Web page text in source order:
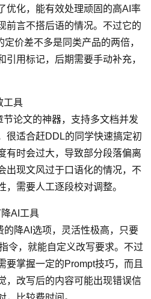
优化，能有效处理顽固的高AI率
前言不搭后语的情况。不过它的
价差不多是同类产品的两倍，
引用标记，后期需要手动补充，
工具
节论文的神器，支持多文档并发
很适合赶DDL的同学快速搞定初
有时会过大，导致部分段落偏离
出现文风过于口语化的情况，不
，需要人工逐段校对调整。
AI工具
的降AI选项，灵活性极高，只要
令，就能自定义改写要求。不过
要掌握一定的Prompt技巧，而且
，改写后的内容可能出现错误信